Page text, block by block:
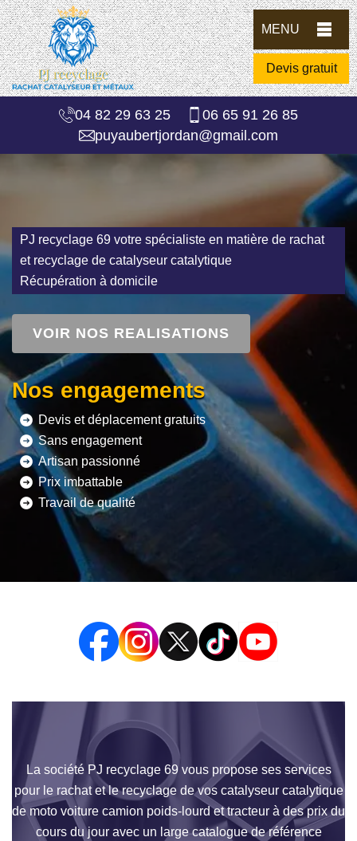
MENU
Devis gratuit
04 82 29 63 25
06 65 91 26 85
puyaubertjordan@gmail.com
PJ recyclage 69 votre spécialiste en matière de rachat
et recyclage de catalyseur catalytique
Récupération à domicile
VOIR NOS REALISATIONS
Nos engagements
Devis et déplacement gratuits
Sans engagement
Artisan passionné
Prix imbattable
Travail de qualité
La société PJ recyclage 69 vous propose ses services
pour le rachat et le recyclage de vos catalyseur catalytique
de moto voiture camion poids-lourd et tracteur à des prix du
cours du jour avec un large catalogue de référence